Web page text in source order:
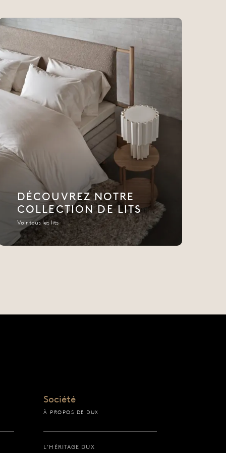
DÉCOUVREZ NOTRE
COLLECTION DE LITS
Voir tous les lits
Société
À PROPOS DE DUX
L’HÉRITAGE DUX